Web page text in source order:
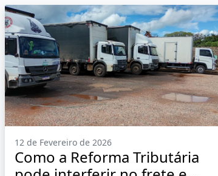
12 de Fevereiro de 2026
Como a Reforma Tributária